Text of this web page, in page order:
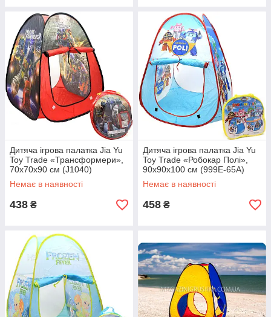
Дитяча ігрова палатка Jiа Yu
Toy Trade «Трансформери»,
70х70х90 см (J1040)
Немає в наявності
438 ₴
Дитяча ігрова палатка Jiа Yu
Toy Trade «Робокар Полі»,
90х90х100 см (999E-65A)
Немає в наявності
458 ₴